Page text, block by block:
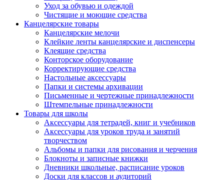
Уход за обувью и одеждой
Чистящие и моющие средства
Канцелярские товары
Канцелярские мелочи
Клейкие ленты канцелярские и диспенсеры
Клеящие средства
Конторское оборудование
Корректирующие средства
Настольные аксессуары
Папки и системы архивации
Письменные и чертежные принадлежности
Штемпельные принадлежности
Товары для школы
Аксессуары для тетрадей, книг и учебников
Аксессуары для уроков труда и занятий
творчеством
Альбомы и папки для рисования и черчения
Блокноты и записные книжки
Дневники школьные, расписание уроков
Доски для классов и аудиторий